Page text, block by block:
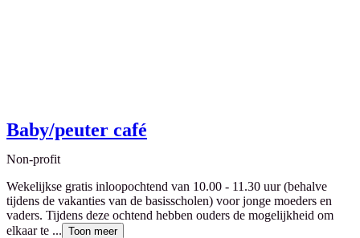
Baby/peuter café
Non-profit
Wekelijkse gratis inloopochtend van 10.00 - 11.30 uur (behalve
tijdens de vakanties van de basisscholen) voor jonge moeders en
vaders. Tijdens deze ochtend hebben ouders de mogelijkheid om
elkaar te ... Toon meer